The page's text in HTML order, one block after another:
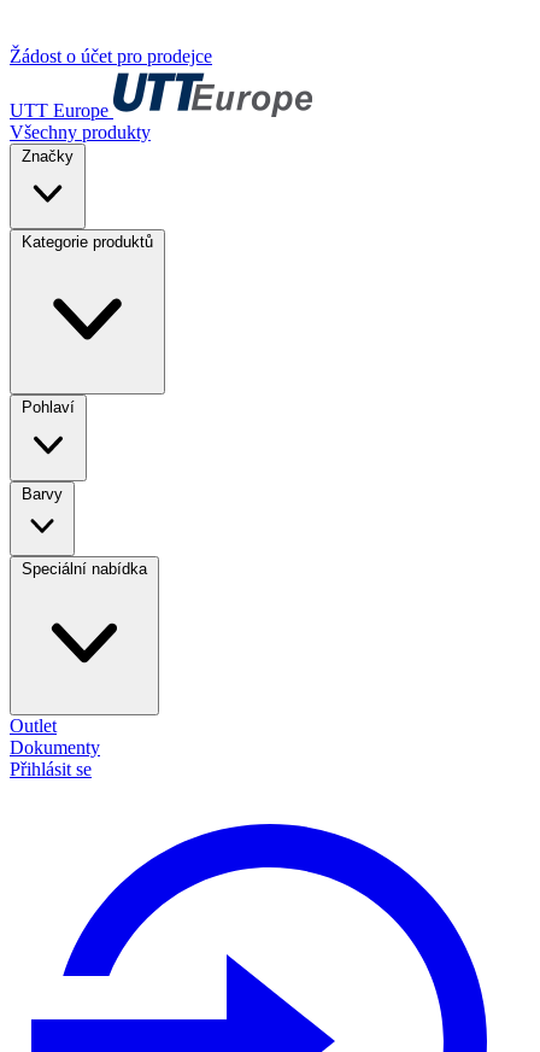
Žádost o účet pro prodejce
UTT Europe
Všechny produkty
Značky
Kategorie produktů
Pohlaví
Barvy
Speciální nabídka
Outlet
Dokumenty
Přihlásit se